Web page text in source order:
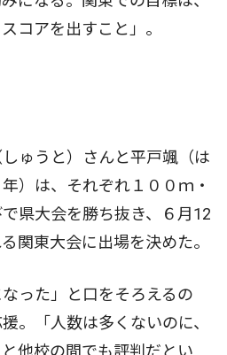
コアを出すこと」。
ゅうと）さんと平戸颯（は
）は、それぞれ１００ｍ・
県大会を勝ち抜き、６月12
関東大会に出場を決めた。
った」と口をそろえるの
。「人数は多くないのに、
他校の間でも評判だとい